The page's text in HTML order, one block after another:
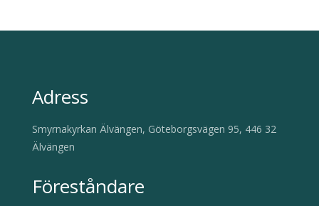
Adress
Smyrnakyrkan Älvängen, Göteborgsvägen 95, 446 32
Älvängen
Föreståndare